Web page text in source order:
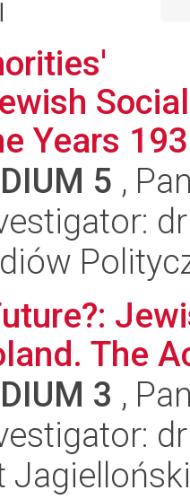
Years
5 ,
The
3 ,